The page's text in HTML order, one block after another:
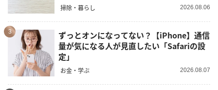
掃除・暮らし 2026.08.06
3
ずっとオンになってない？【iPhone】通信
量が気になる人が見直したい「Safariの設
定」
お金・学ぶ 2026.08.07